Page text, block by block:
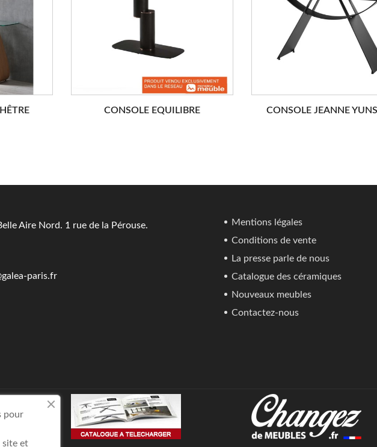
CONSOLE EQUILIBRE CONSOLE JEANNE
Aire Nord. 1 rue de la Pérouse.
paris.fr
Mentions légales
Conditions de vente
La presse parle de nous
Catalogue des céramiques
Nouveaux meubles
Contactez-nous
pour
site et